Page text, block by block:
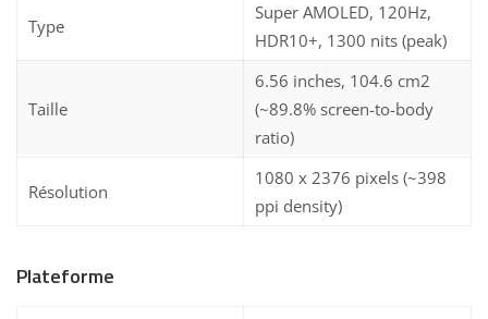
Type
Super AMOLED, 120Hz,
HDR10+, 1300 nits (peak)
Taille
6.56 inches, 104.6 cm2
(~89.8% screen-to-body
ratio)
Résolution
1080 x 2376 pixels (~398
ppi density)
Plateforme